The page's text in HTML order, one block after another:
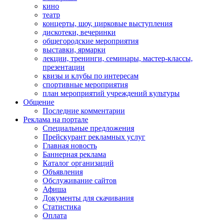
кино
театр
концерты, шоу, цирковые выступления
дискотеки, вечеринки
общегородские мероприятия
выставки, ярмарки
лекции, тренинги, семинары, мастер-классы,
презентации
квизы и клубы по интересам
спортивные мероприятия
план мероприятий учреждений культуры
Общение
Последние комментарии
Реклама на портале
Специальные предложения
Прейскурант рекламных услуг
Главная новость
Баннерная реклама
Каталог организаций
Объявления
Обслуживание сайтов
Афиша
Документы для скачивания
Статистика
Оплата